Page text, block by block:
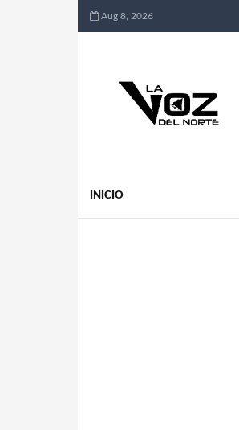
Aug 8, 2026
INICIO